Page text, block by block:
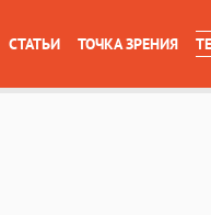
СТАТЬИ ТОЧКА ЗРЕНИЯ